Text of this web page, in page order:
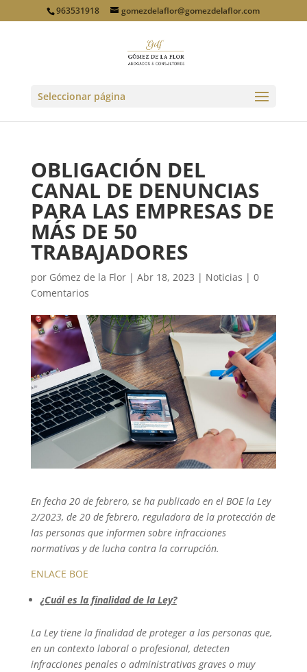
963531918 gomezdelaflor@gomezdelaflor.com
Seleccionar página
OBLIGACIÓN DEL
CANAL DE DENUNCIAS
PARA LAS EMPRESAS DE
MÁS DE 50
TRABAJADORES
por Gómez de la Flor| Abr 18, 2023 | Noticias | 0
Comentarios
En fecha 20 de febrero, se ha publicado en el BOE la Ley
2/2023, de 20 de febrero, reguladora de la protección de
las personas que informen sobre infracciones
normativas y de lucha contra la corrupción.
ENLACE BOE
¿Cuál es la finalidad de la Ley?
La Ley tiene la finalidad de proteger a las personas que,
en un contexto laboral o profesional, detecten
infracciones penales o administrativas graves o muy